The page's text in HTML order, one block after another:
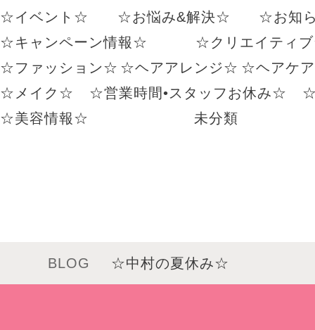
☆イベント☆
☆お悩み&解決☆
☆お知
☆キャンペーン情報☆
☆クリエイティ
☆ファッション☆ ☆ヘアアレンジ☆ ☆ヘアケ
☆メイク☆
☆営業時間•スタッフお休み☆
☆
☆美容情報☆
未分類
BLOG ☆中村の夏休み☆